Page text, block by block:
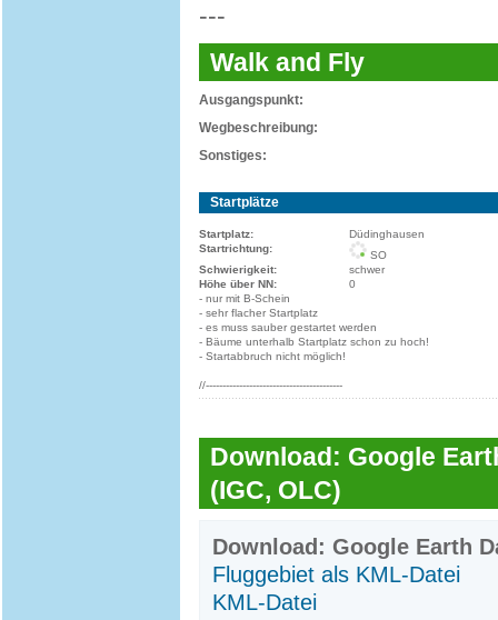
---
Walk and Fly
Ausgangspunkt:
Wegbeschreibung:
Sonstiges:
Startplätze
Startplatz:
Düdinghausen
Startrichtung:
SO
Schwierigkeit:
schwer
Höhe über NN:
0
- nur mit B-Schein
- sehr flacher Startplatz
- es muss sauber gestartet werden
- Bäume unterhalb Startplatz schon zu hoch!
- Startabbruch nicht möglich!
//-----------------------------------------
Download: Google
(IGC, OLC)
Download: Google Earth
Fluggebiet als KML-Datei
KML-Datei